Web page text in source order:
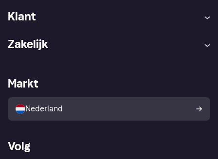
Klant
Winkeloverzicht
Kopersbescherming voor
consumenten
Zakelijk
Zakelijke login
Markt
Nederland
Volg